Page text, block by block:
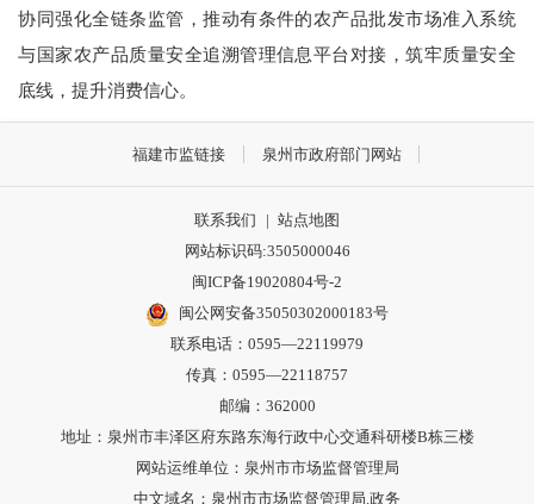
协同强化全链条监管，推动有条件的农产品批发市场准入系统
与国家农产品质量安全追溯管理信息平台对接，筑牢质量安全
底线，提升消费信心。
福建市监链接 泉州市政府部门网站
联系我们 | 站点地图
网站标识码:3505000046
闽ICP备19020804号-2
闽公网安备35050302000183号
联系电话：0595—22119979
传真：0595—22118757
邮编：362000
地址：泉州市丰泽区府东路东海行政中心交通科研楼B栋三楼
网站运维单位：泉州市市场监督管理局
中文域名：泉州市市场监督管理局.政务